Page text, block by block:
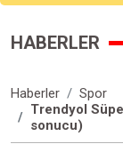
HABERLER
Haberler
Spor
Trendyol
sonucu)